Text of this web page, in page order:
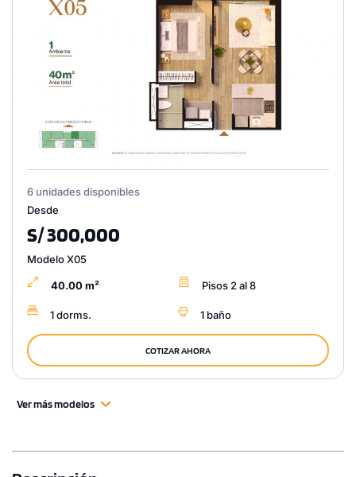
6 unidades disponibles
Desde
S/ 300,000
Modelo X05
40.00 m² Pisos 2 al 8
1 dorms. 1 baño
COTIZAR AHORA
Ver más modelos